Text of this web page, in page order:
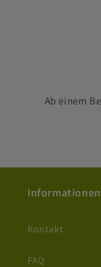
Ab einem
Informationen
Kontakt
FAQ